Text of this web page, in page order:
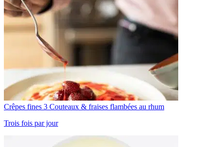
Crêpes fines 3 Couteaux & fraises flambées au rhum
Trois fois par jour